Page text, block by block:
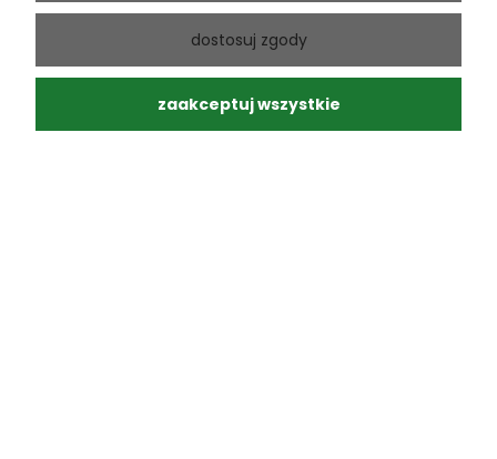
Andrzej zweryfikowano
Ponowny zakup sprawdzonego produktu
dostosuj zgody
zaakceptuj wszystkie